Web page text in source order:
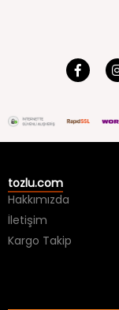
tozlu.com
Hakkımızda
İletişim
Kargo Takip